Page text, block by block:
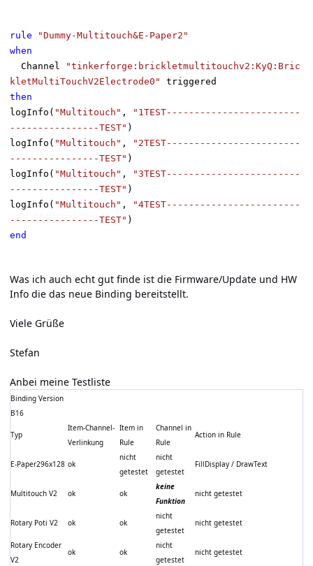
rule
"Dummy-Multitouch&E-Paper2"
when
Channel
"tinkerforge:brickletmultitouchv2:KyQ:Bric
kletMultiTouchV2Electrode0"
triggered
then
logInfo( "Multitouch" ,
"1TEST------------------------
----------------TEST" )
logInfo( "Multitouch" ,
"2TEST------------------------
----------------TEST" )
logInfo( "Multitouch" ,
"3TEST------------------------
----------------TEST" )
logInfo( "Multitouch" ,
"4TEST------------------------
----------------TEST" )
end
Was ich auch echt gut finde ist die Firmware/Update und HW
Info die das neue Binding bereitstellt.
Viele Grüße
Stefan
Anbei meine Testliste
Binding Version
B16
Typ
Item-Channel-
Verlinkung
Item in
Rule
Channel in
Rule
Action in Rule
E-Paper296x128 ok
nicht
getestet
nicht
getestet
FillDisplay / DrawText
Multitouch V2 ok ok
keine
Funktion
nicht getestet
Rotary Poti V2 ok ok
nicht
getestet
nicht getestet
Rotary Encoder
V2
ok ok
nicht
getestet
nicht getestet